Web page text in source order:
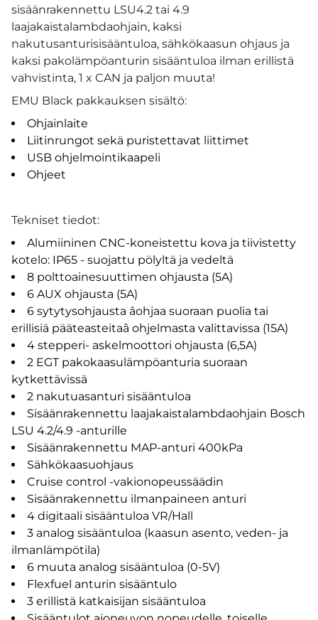
sisäänrakennettu LSU4.2 tai 4.9
laajakaistalambdaohjain, kaksi
nakutusanturisisääntuloa, sähkökaasun ohjaus ja
kaksi pakolämpöanturin sisääntuloa ilman erillistä
vahvistinta, 1 x CAN ja paljon muuta!
EMU Black pakkauksen sisältö:
Ohjainlaite
Liitinrungot sekä puristettavat liittimet
USB ohjelmointikaapeli
Ohjeet
Tekniset tiedot:
Alumiininen CNC-koneistettu kova ja tiivistetty
kotelo: IP65 - suojattu pölyltä ja vedeltä
8 polttoainesuuttimen ohjausta (5A)
6 AUX ohjausta (5A)
6 sytytysohjausta âohjaa suoraan puolia tai
erillisiä pääteasteitaâ ohjelmasta valittavissa (15A)
4 stepperi- askelmoottori ohjausta (6,5A)
2 EGT pakokaasulämpöanturia suoraan
kytkettävissä
2 nakutuasanturi sisääntuloa
Sisäänrakennettu laajakaistalambdaohjain Bosch
LSU 4.2/4.9 -anturille
Sisäänrakennettu MAP-anturi 400kPa
Sähkökaasuohjaus
Cruise control -vakionopeussäädin
Sisäänrakennettu ilmanpaineen anturi
4 digitaali sisääntuloa VR/Hall
3 analog sisääntuloa (kaasun asento, veden- ja
ilmanlämpötila)
6 muuta analog sisääntuloa (0-5V)
Flexfuel anturin sisääntulo
3 erillistä katkaisijan sisääntuloa